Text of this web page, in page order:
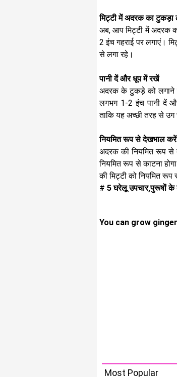
मिट्टी में अदरक का टुकड़ा
अब, आप मिट्टी में अदरक
2 इंच गहराई पर लगाएं।
से लगा रहे।
पानी दें और धूप में रखें
अदरक के टुकड़े को लगाने
लगभग 1-2 इंच पानी दें
ताकि यह अच्छी तरह से
नियमित रूप से देखभाल करें
अदरक की नियमित रूप से
नियमित रूप से काटना
की मिट्टी को नियमित रूप
# 5 घरेलू उपचार,पुरूषों के
You can grow
Most Popular